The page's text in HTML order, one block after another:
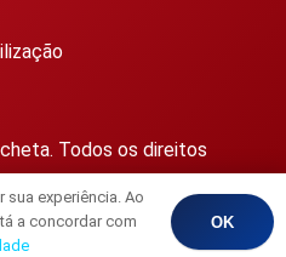
Todos os direitos
1718
sua experiência. Ao
a concordar com
OK